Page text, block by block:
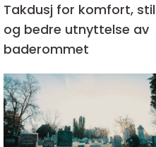
Takdusj for komfort, stil
og bedre utnyttelse av
baderommet